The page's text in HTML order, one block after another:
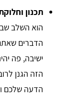
תכנון
הוא השלב
הדברים
ישיבה, פה
הזה הגנן
הדעה שלכם